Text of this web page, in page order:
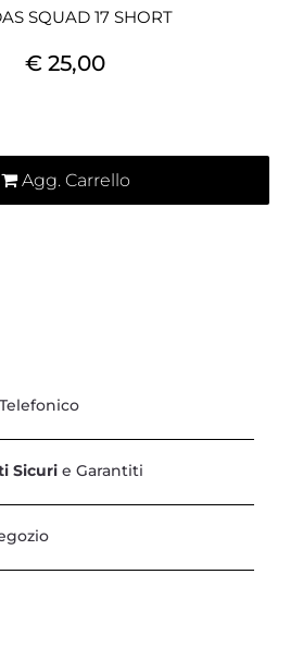
SQUAD 17 SHORT
€ 25,00
Agg. Carrello
Telefonico
Sicuri e Garantiti